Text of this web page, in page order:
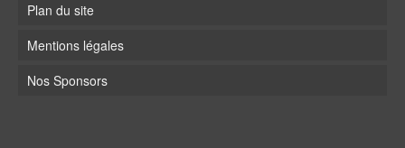
Plan du site
Mentions légales
Nos Sponsors